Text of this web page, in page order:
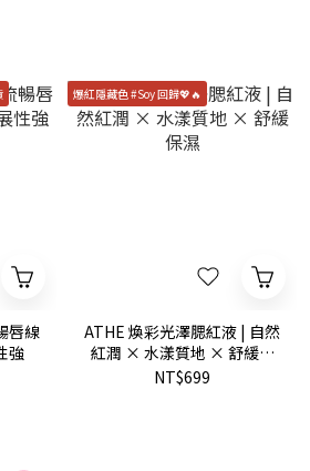
唇線
強
爆紅隱藏色 #Soy 回歸💖🔥
ATHE 煥彩光澤腮紅液 | 自然
紅潤 × 水漾質地 × 舒緩保
濕
NT$699